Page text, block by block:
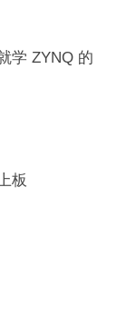
学 ZYNQ 的
板